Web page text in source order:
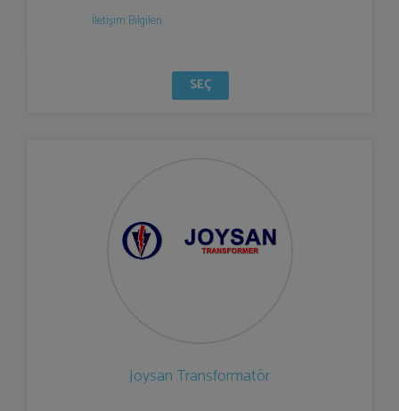
İletişim Bilgileri
SEÇ
Joysan Transformatör